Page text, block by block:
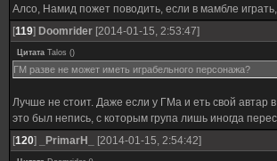
Алсо, Намид пожет поводить, если в мамбле
[119] Doomrider [2014-01-15, 2:53:47]
Цитата Talos ()
ГМ разве не может иметь играбельного персонажа?
Лучше не стоит. Даже если у ГМа и еть свой автар
это был непись, с которым група лишь иногда
[120] _PrimarH_ [2014-01-15, 2:54:42]